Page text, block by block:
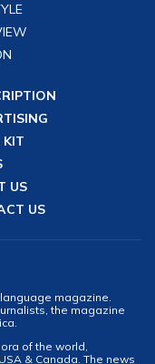
KIT
US
US
magazine.
the magazine
of the world,
& Canada. The news